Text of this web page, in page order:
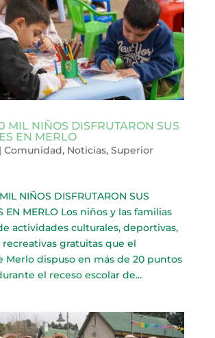
MIL NIÑOS DISFRUTARON SUS
EN MERLO
Comunidad, Noticias, Superior
NIÑOS DISFRUTARON SUS
EN MERLO Los niños y las familias
actividades culturales, deportivas,
gratuitas que el
Merlo dispuso en más de 20 puntos
el receso escolar de...